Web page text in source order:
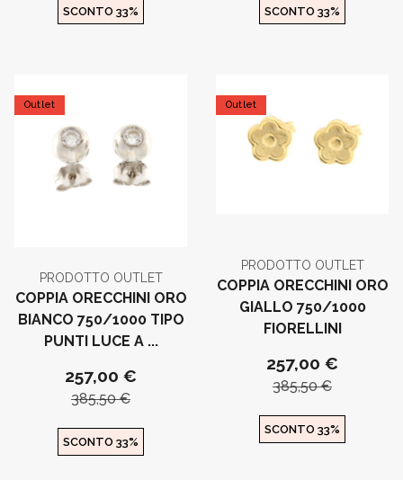
SCONTO 33% SCONTO 33%
Outlet
PRODOTTO OUTLET
COPPIA ORECCHINI ORO
BIANCO 750/1000 TIPO
PUNTI LUCE A ...
257,00 €
385,50 €
SCONTO 33%
Outlet
PRODOTTO OUTLET
COPPIA ORECCHINI ORO
GIALLO 750/1000
FIORELLINI
257,00 €
385,50 €
SCONTO 33%